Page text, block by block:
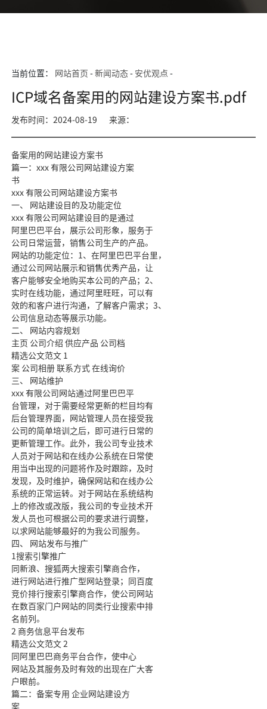
当前位置： 网站首页 -新闻动态- 安优观点 -
ICP域名备案用的网站建设方案书.pdf
发布时间：2024-08-19 来源：
备案用的网站建设方案书
篇一：xxx 有限公司网站建设方案
书
xxx 有限公司网站建设方案书
一、 网站建设目的及功能定位
xxx 有限公司网站建设目的是通过
阿里巴巴平台，展示公司形象，服务于
公司日常运营，销售公司生产的产品。
网站的功能定位：1、在阿里巴巴平台里，
通过公司网站展示和销售优秀产品，让
客户能够安全地购买本公司的产品；2、
实时在线功能，通过阿里旺旺，可以有
效的和客户进行沟通，了解客户需求；3、
公司信息动态等展示功能。
二、 网站内容规划
主页 公司介绍 供应产品 公司档
精选公文范文 1
案 公司相册 联系方式 在线询价
三、 网站维护
xxx 有限公司网站通过阿里巴巴平
台管理，对于需要经常更新的栏目均有
后台管理界面，网站管理人员在接受我
公司的简单培训之后，即可进行日常的
更新管理工作。此外，我公司专业技术
人员对于网站和在线办公系统在日常使
用当中出现的问题将作及时跟踪，及时
发现，及时维护，确保网站和在线办公
系统的正常运转。对于网站在系统结构
上的修改或改版，我公司的专业技术开
发人员也可根据公司的要求进行调整，
以求网站能够最好的为我公司服务。
四、 网站发布与推广
1搜索引擎推广
同新浪、搜狐两大搜索引擎商合作，
进行网站进行推广型网站登录；同百度
竞价排行搜索引擎商合作，使公司网站
在数百家门户网站的同类行业搜索中排
名前列。
2 商务信息平台发布
精选公文范文 2
同阿里巴巴商务平台合作，使中心
网站及其服务及时有效的出现在广大客
户眼前。
篇二：备案专用 企业网站建设方
案